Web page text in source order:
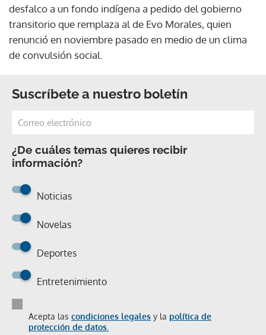
desfalco a un fondo indígena a pedido del gobierno
transitorio que remplaza al de Evo Morales, quien
renunció en noviembre pasado en medio de un clima
de convulsión social.
Suscríbete a nuestro boletín
¿De cuáles temas quieres recibir
información?
Noticias
Novelas
Deportes
Entretenimiento
Acepta las condiciones legales y la política de
protección de datos.